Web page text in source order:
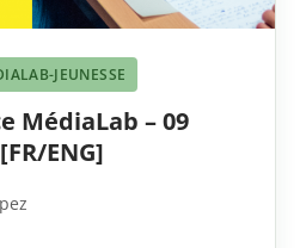
JEUNESSE
MédiaLab – 09
ENG]